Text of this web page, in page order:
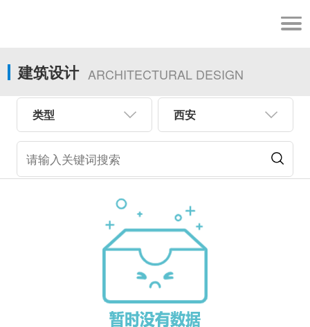
建筑设计 ARCHITECTURAL DESIGN
类型 西安